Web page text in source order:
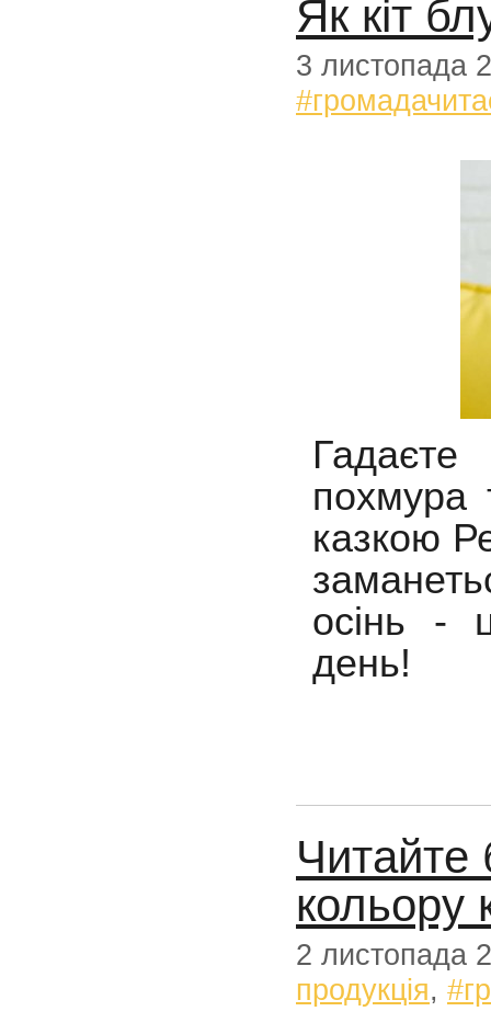
Як кіт
3 листопада
похмура
казкою
осінь -
день!
Читайте
кольору
2 листопада
продукція,